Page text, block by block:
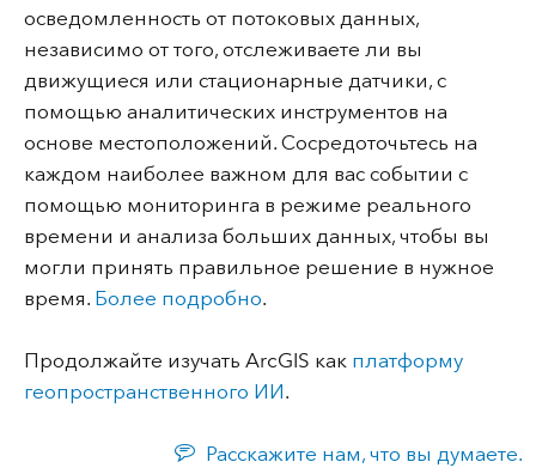
осведомленность от потоковых данных,
независимо от того, отслеживаете ли вы
движущиеся или стационарные датчики, с
помощью аналитических инструментов на
основе местоположений. Сосредоточьтесь на
каждом наиболее важном для вас событии с
помощью мониторинга в режиме реального
времени и анализа больших данных, чтобы вы
могли принять правильное решение в нужное
время. Более подробно.
Продолжайте изучать ArcGIS как платформу
геопространственного ИИ.
Расскажите нам, что вы думаете.